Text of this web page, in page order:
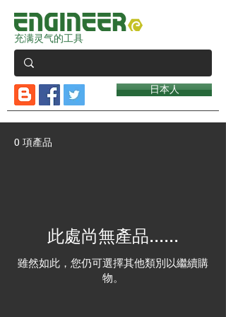
充满灵气的工具
日本人
0 項產品
此處尚無產品......
雖然如此，您仍可選擇其他類別以繼續購
物。